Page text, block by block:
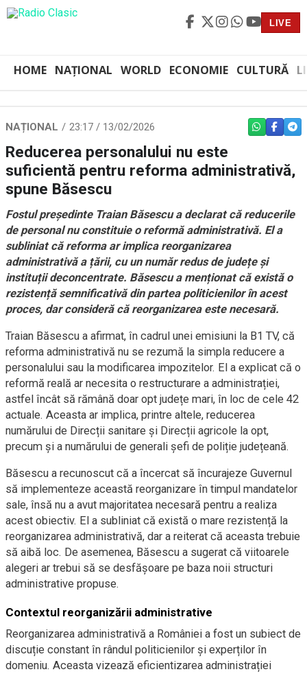
LIVE
HOME NAȚIONAL WORLD ECONOMIE CULTURĂ
NAȚIONAL 23:17 / 13/02/2026 WHATSAPP
Reducerea personalului nu este
suficientă pentru reforma administrativă,
spune Băsescu
Fostul președinte Traian Băsescu a declarat că reducerile
de personal nu constituie o reformă administrativă. El a
subliniat că reforma ar implica reorganizarea
administrativă a țării, cu un număr redus de județe și
instituții deconcentrate. Băsescu a menționat că există o
rezistență semnificativă din partea politicienilor în acest
proces, dar consideră că reorganizarea este necesară.
Traian Băsescu a afirmat, în cadrul unei emisiuni la B1 TV, că
reforma administrativă nu se rezumă la simpla reducere a
personalului sau la modificarea impozitelor. El a explicat că o
reformă reală ar necesita o restructurare a administrației,
astfel încât să rămână doar opt județe mari, în loc de cele 42
actuale. Aceasta ar implica, printre altele, reducerea
numărului de Direcții sanitare și Direcții agricole la opt,
precum și a numărului de generali șefi de poliție județeană.
Băsescu a recunoscut că a încercat să încurajeze Guvernul
să implementeze această reorganizare în timpul mandatelor
sale, însă nu a avut majoritatea necesară pentru a realiza
acest obiectiv. El a subliniat că există o mare rezistență la
reorganizarea administrativă, dar a reiterat că aceasta trebuie
să aibă loc. De asemenea, Băsescu a sugerat că viitoarele
alegeri ar trebui să se desfășoare pe baza noii structuri
administrative propuse.
Contextul reorganizării administrative
Reorganizarea administrativă a României a fost un subiect de
discuție constant în rândul politicienilor și experților în
domeniu. Aceasta vizează eficientizarea administrației